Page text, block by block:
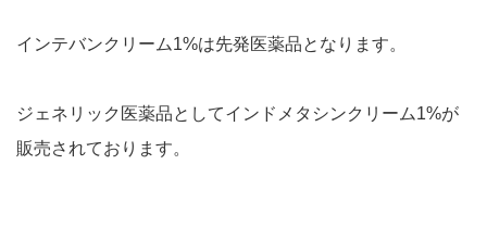
インテバンクリーム1%は先発医薬品となります。
ジェネリック医薬品としてインドメタシンクリーム1%が
販売されております。